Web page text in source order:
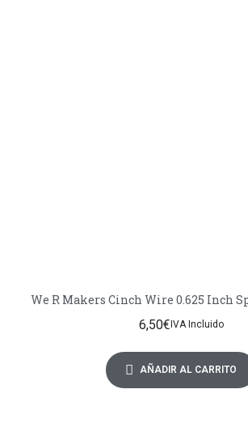
We R Makers Cinch Wire 0.625 Inch
6,50€ IVA Incluido
AÑADIR AL CARRITO